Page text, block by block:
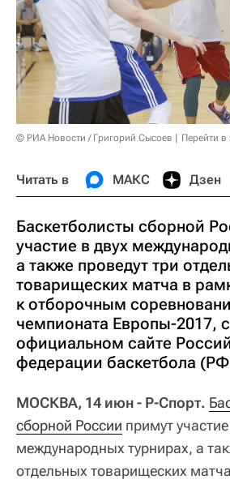
© РИА Новости / Григорий Сысоев Перейти
Читать в МАКС Дзен
Баскетболисты сборной
участие в двух
а также проведут три
товарищеских матча в
к отборочным
чемпионата Европы-2017,
официальном сайте
федерации баскетбола
МОСКВА, 14 июн - Р-Спорт.
сборной России примут
международных турнирах, а
отдельных товарищеских